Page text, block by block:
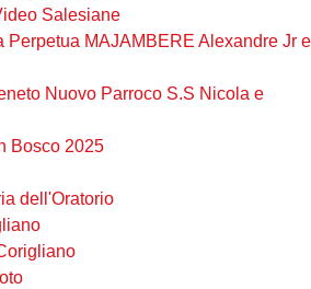
Salesiane
Perpetua MAJAMBERE Alexandre Jr e
Nuovo Parroco S.S Nicola e
Bosco 2025
dell'Oratorio